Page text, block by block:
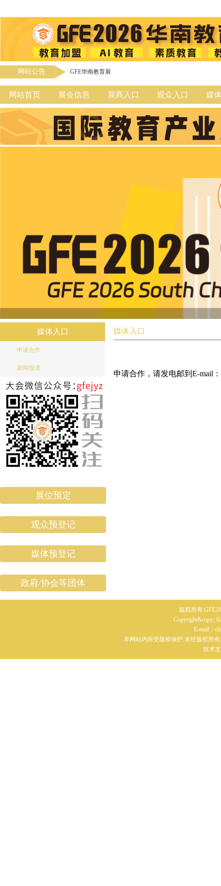
网站公告 GFE华南教育展
网站首页 展会信息 展商入口 观众入口 媒
媒体入口
申请合作
新闻报道
展位预定
观众预登记
媒体预登记
政府/协会等团体
媒体入口
申请合作，请发电邮到E-mail
版权所有
Copyright&copy;
E-mail：
本网站内容受版权保护,未经版权所
技术